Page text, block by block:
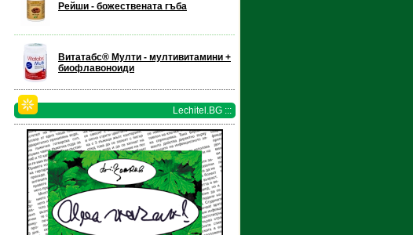
Рейши - божествената гъба
Витатабс® Мулти - мултивитамини +
биофлавоноиди
Lechitel.BG :::